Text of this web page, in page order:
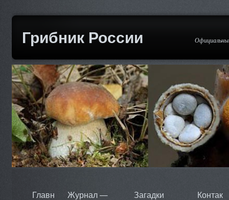
Грибник России
Главн
Журнал —
Загадки
Контак